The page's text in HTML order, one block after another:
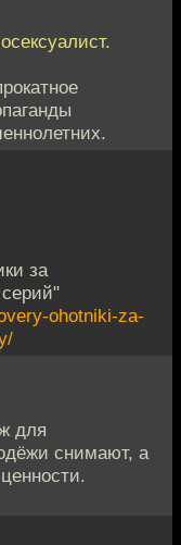
за
ohotniki-za-
для
снимают, а